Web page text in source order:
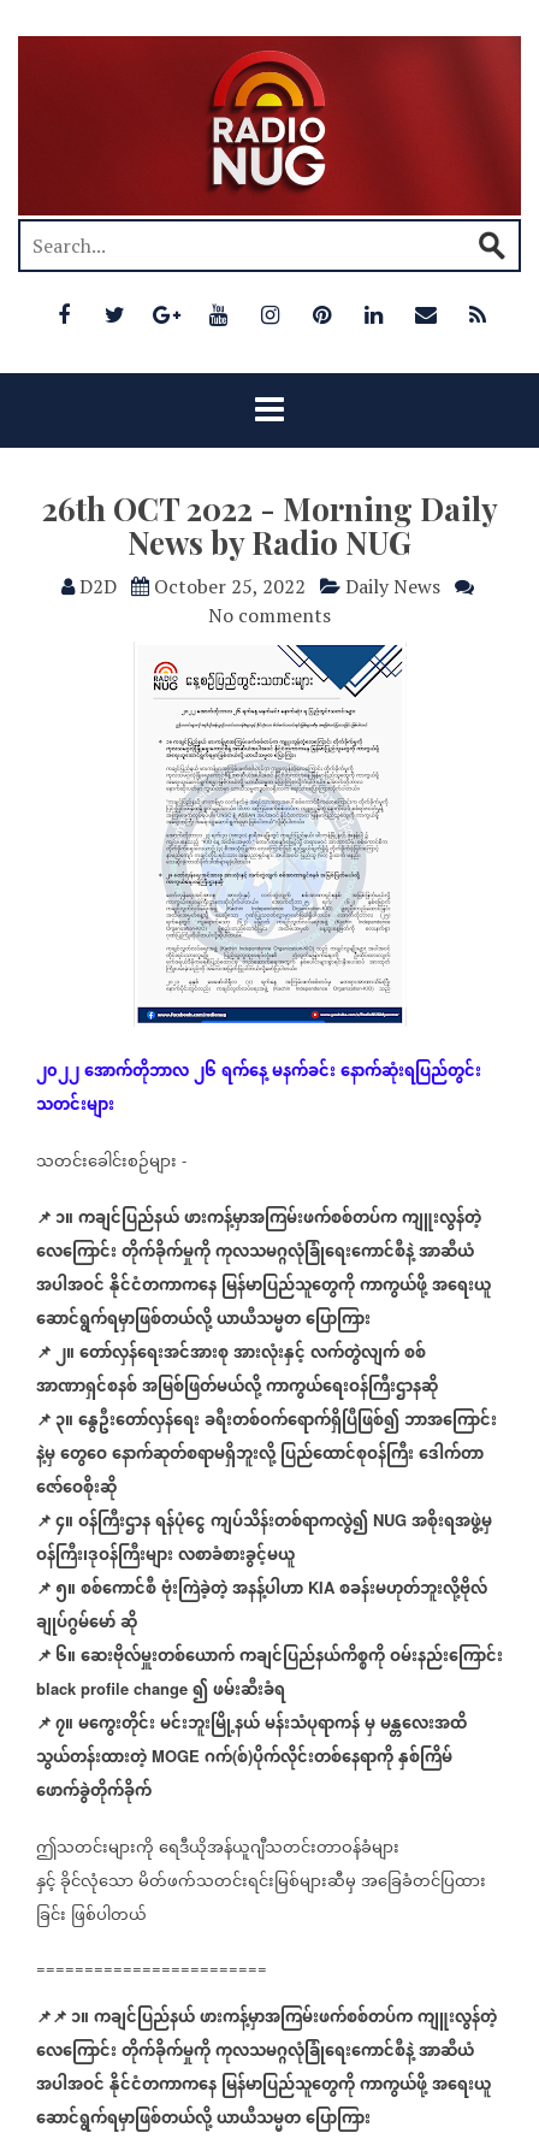
26th OCT 2022 - Morning Daily
News by Radio NUG
D2D October 25, 2022
Daily News
No comments
၂၀၂၂အောက်တိုဘာလ၂၆ရက်နေ့မနက်ခင်းနောက်ဆုံးရပြည်တွင်း
သတင်းများ
သတင်းခေါင်းစဉ်များ -
📌 ၁။ကချင်ပြည်နယ်ဖားကန့်မှာအကြမ်းဖက်စစ်တပ်ကကျူးလွန်တဲ့
လေကြောင်းတိုက်ခိုက်မှုကိုကုလသမဂ္ဂလုံခြုံရေးကောင်စီနဲ့အာဆီယံ
အပါအဝင်နိုင်ငံတကာကနေမြန်မာပြည်သူတွေကိုကာကွယ်ဖို့အရေးယူ
ဆောင်ရွက်ရမှာဖြစ်တယ်လို့ယာယီသမ္မတပြောကြား
📌၂။တော်လှန်ရေးအင်အားစုအားလုံးနှင့်လက်တွဲလျက်စစ်
အာဏာရှင်စနစ်အမြစ်ဖြတ်မယ်လို့ကာကွယ်ရေးဝန်ကြီးဌာနဆို
📌၃။နွေဦးတော်လှန်ရေးခရီးတစ်ဝက်ရောက်ရှိပြီဖြစ်၍ဘာအကြောင်း
နဲ့မှတွေဝေနောက်ဆုတ်စရာမရှိဘူးလို့ပြည်ထောင်စုဝန်ကြီးဒေါက်တာ
ဇော်ဝေစိုးဆို
📌၄။ဝန်ကြီးဌာနရန်ပုံငွေကျပ်သိန်းတစ်ရာကလွဲ၍ NUG အစိုးရအဖွဲ့မှ
ဝန်ကြီး၊ဒုဝန်ကြီးများလစာခံစားခွင့်မယူ
📌၅။စစ်ကောင်စီဗုံးကြဲခဲ့တဲ့အနန့်ပါဟာ KIA စခန်းမဟုတ်ဘူးလို့ဗိုလ်
ချုပ်ဂွမ်မော်ဆို
📌၆။ဆေးဗိုလ်မှူးတစ်ယောက်ကချင်ပြည်နယ်ကိစ္စကိုဝမ်းနည်းကြောင်း
black profile change ၍ဖမ်းဆီးခံရ
📌၇။မကွေးတိုင်းမင်းဘူးမြို့နယ်မန်းသံပုရာကန်မှမန္တလေးအထိ
သွယ်တန်းထားတဲ့ MOGE ဂက်(စ်)ပိုက်လိုင်းတစ်နေရာကိုနှစ်ကြိမ်
ဖောက်ခွဲတိုက်ခိုက်
ဤသတင်းများကိုရေဒီယိုအန်ယူဂျီသတင်းတာဝန်ခံများ
နှင့်ခိုင်လုံသောမိတ်ဖက်သတင်းရင်းမြစ်များဆီမှအခြေခံတင်ပြထား
ခြင်း ဖြစ်ပါတယ်
========================
📌📌၁။ကချင်ပြည်နယ်ဖားကန့်မှာအကြမ်းဖက်စစ်တပ်ကကျူးလွန်တဲ့
လေကြောင်းတိုက်ခိုက်မှုကိုကုလသမဂ္ဂလုံခြုံရေးကောင်စီနဲ့အာဆီယံ
အပါအဝင်နိုင်ငံတကာကနေမြန်မာပြည်သူတွေကိုကာကွယ်ဖို့အရေးယူ
ဆောင်ရွက်ရမှာဖြစ်တယ်လို့ယာယီသမ္မတပြောကြား